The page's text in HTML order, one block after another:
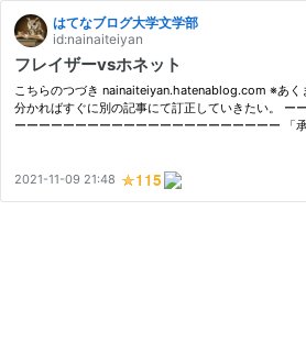
はてなブログ大学文学部
id:nainaiteiyan
フレイザーvsホネット
こちらのつづき nainaiteiyan.hatenablog.com ※あく
分かればすぐに別の記事にて訂正していきたい。 ー
ーーーーーーーーーーーーーーーーーーーーーー 「
2021-11-09 21:48